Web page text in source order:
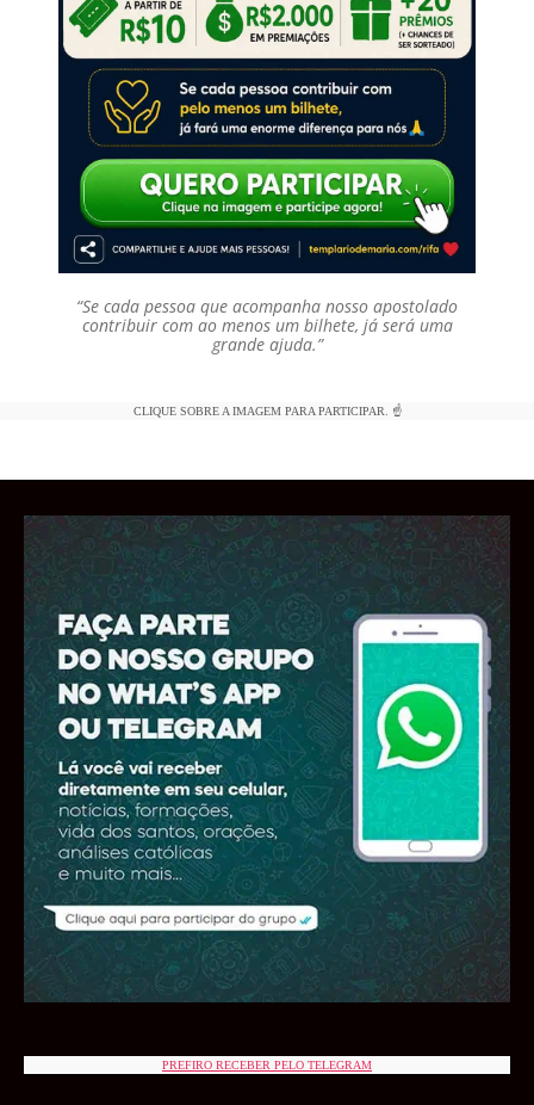
“Se cada pessoa que acompanha nosso apostolado
contribuir com ao menos um bilhete, já será uma
grande ajuda.”
CLIQUE SOBRE A IMAGEM PARA PARTICIPAR. ☝️
PREFIRO RECEBER PELO TELEGRAM